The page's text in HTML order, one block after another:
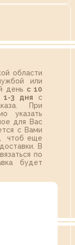
области
или
день с 10
1-3 дня с
При
указать
для Вас
с Вами
чтоб еще
В
по
будет